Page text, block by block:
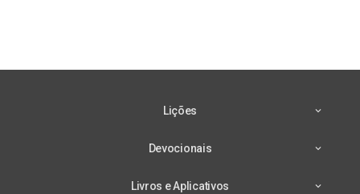
Lições
Devocionais
Livros e Aplicativos